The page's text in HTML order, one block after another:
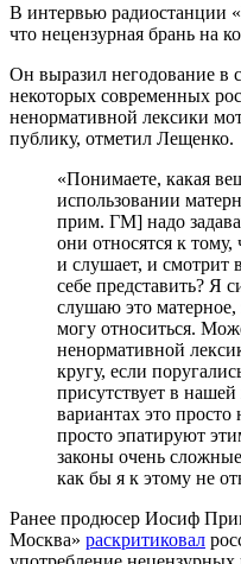
В интервью радиостанции
что нецензурная брань на
Он выразил негодование в
некоторых современных
ненормативной лексики
публику, отметил Лещенко.
«Понимаете, какая
использовании
прим. ГМ] надо
они относятся к
и слушает, и смотрит
себе представить? Я
слушаю это
могу относиться.
ненормативной
кругу, если
присутствует в
вариантах это
просто эпатируют
законы очень
как бы я к этому не
Ранее продюсер Иосиф
Москва» раскритиковал